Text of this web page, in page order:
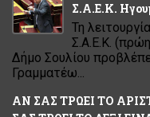
Σ.Α.Ε.Κ.
Τη
Σ.Α.Ε.Κ.
Δήμο Σουλίου
Γραμματέω...
ΑΝ ΣΑΣ ΤΡΩΕΙ ΤΟ